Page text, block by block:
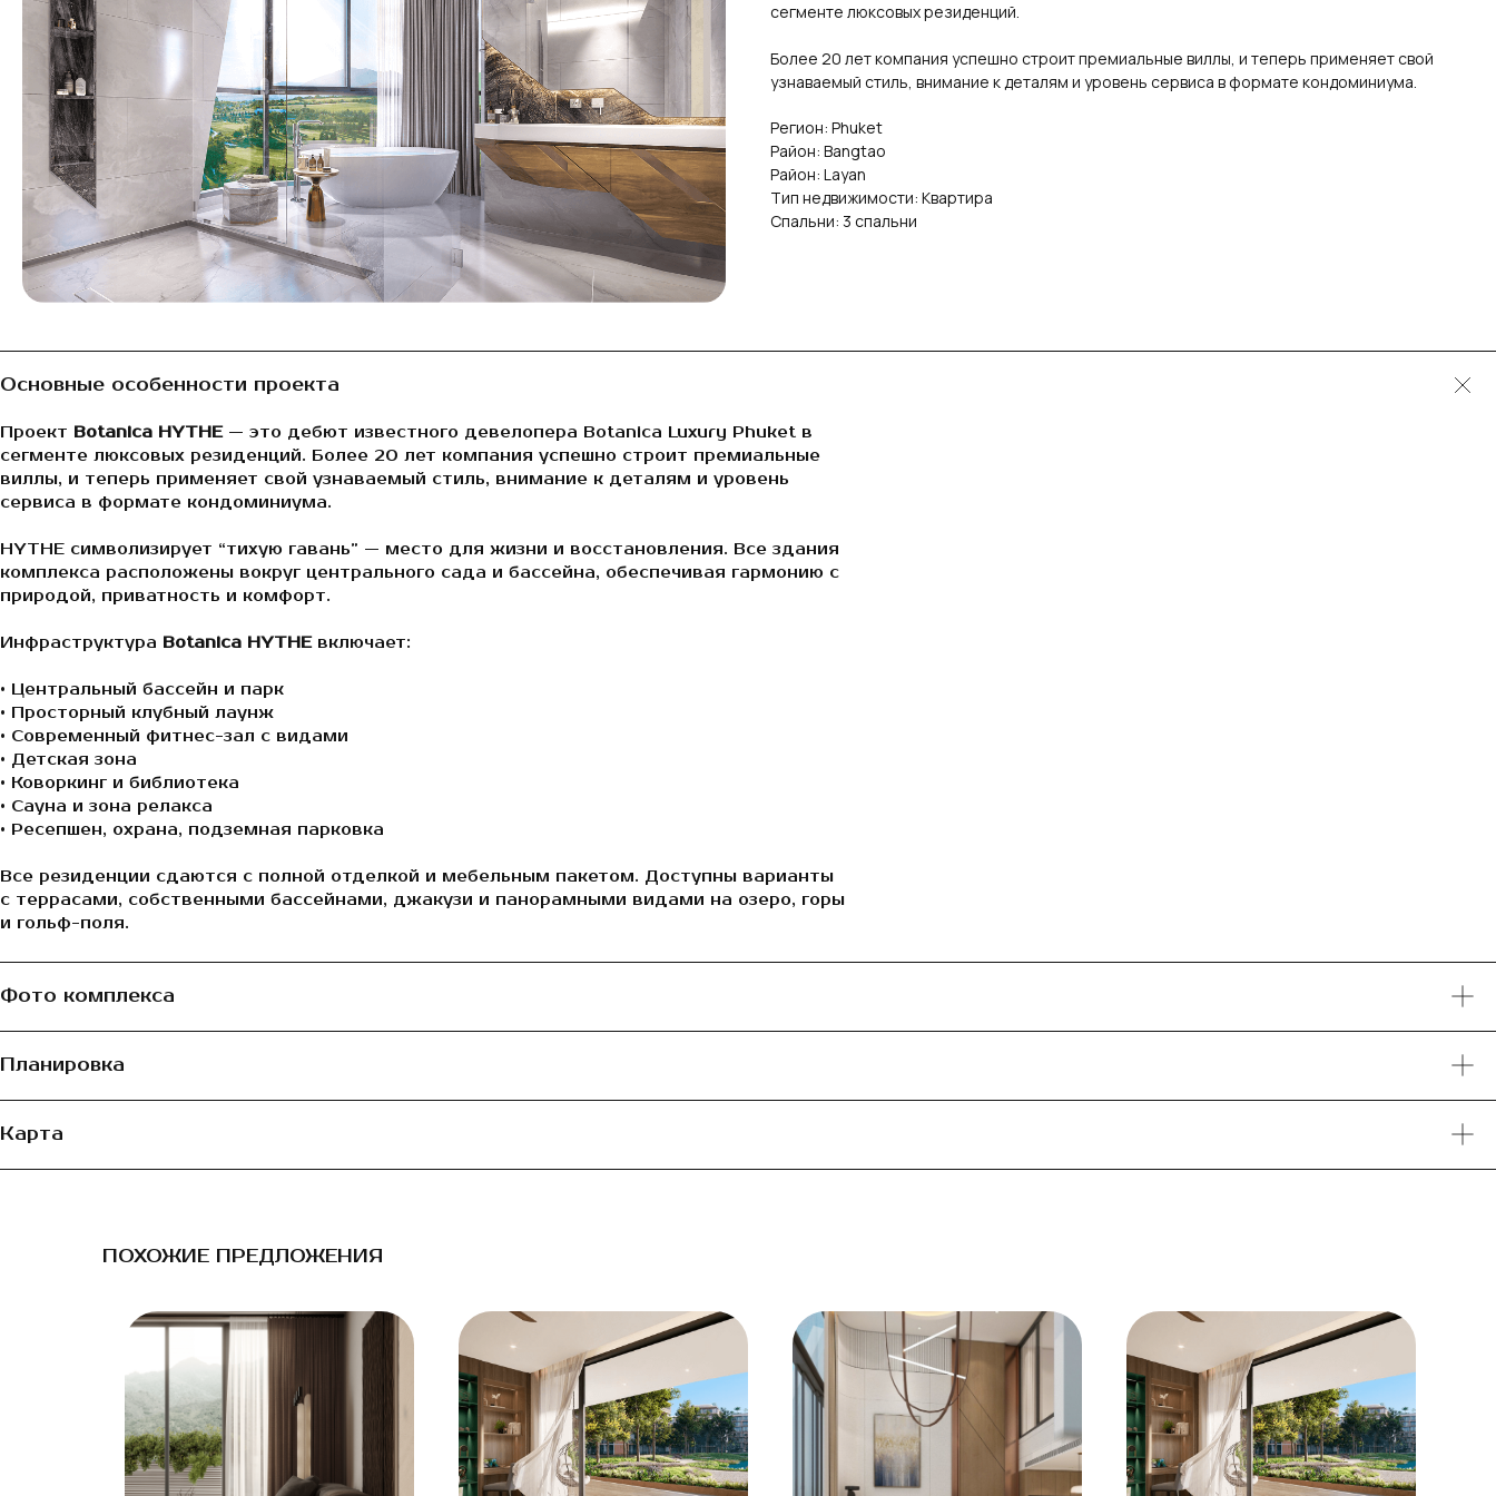
сегменте люксовых резиденций.
Более 20 лет компания успешно строит премиальные виллы, и теперь применяет свой
узнаваемый стиль, внимание к деталям и уровень сервиса в формате кондоминиума.
Регион: Phuket
Район: Bangtao
Район: Layan
Тип недвижимости: Квартира
Спальни: 3 спальни
Основные особенности проекта
Проект Botanica HYTHE— это дебют известного девелопера Botanica Luxury Phuket в
сегменте люксовых резиденций. Более 20 лет компания успешно строит премиальные
виллы, и теперь применяет свой узнаваемый стиль, внимание к деталям и уровень
сервиса в формате кондоминиума.
HYTHE символизирует “тихую гавань” — место для жизни и восстановления. Все здания
комплекса расположены вокруг центрального сада и бассейна, обеспечивая гармонию с
природой, приватность и комфорт.
Инфраструктура Botanica HYTHE включает:
• Центральный бассейн и парк
• Просторный клубный лаунж
• Современный фитнес-зал с видами
• Детская зона
• Коворкинг и библиотека
• Сауна и зона релакса
• Ресепшен, охрана, подземная парковка
Все резиденции сдаются с полной отделкой и мебельным пакетом. Доступны варианты
с террасами, собственными бассейнами, джакузи и панорамными видами на озеро, горы
и гольф-поля.
Фото комплекса
Планировка
Карта
ПОХОЖИЕ ПРЕДЛОЖЕНИЯ